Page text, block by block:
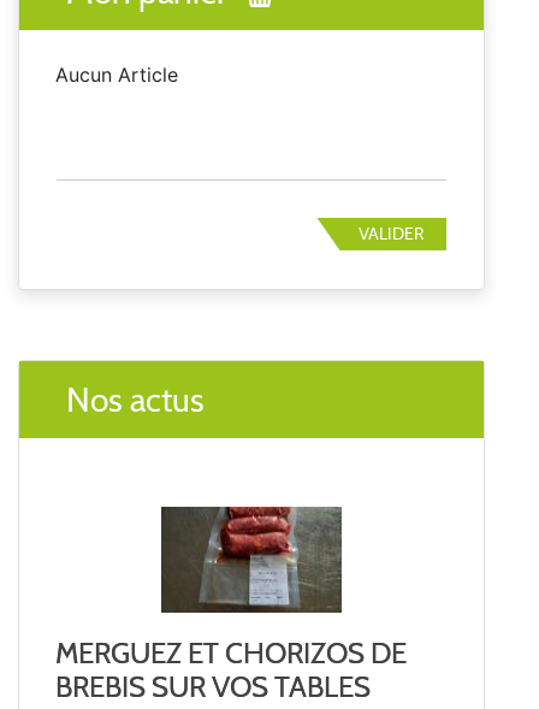
Aucun Article
VALIDER
Nos actus
MERGUEZ ET CHORIZOS DE
BREBIS SUR VOS TABLES